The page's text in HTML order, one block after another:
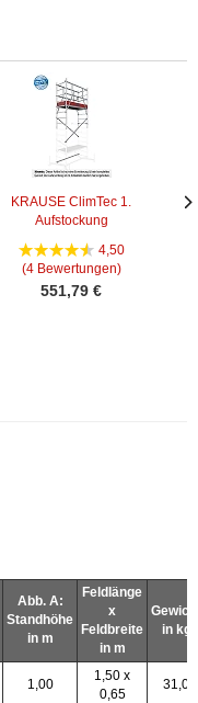
KRAUSE ClimTec 1.
Aufstockung
4,50
(4 Bewertungen)
551,79 €
Abb. A:
Standhöhe
in m
Feldlänge
x
Feldbreite
in m
in kg
1,00
1,50 x
0,65
31,0